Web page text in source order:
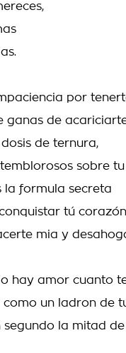
por
ganas de
de ternura,
sobre
la formula secreta
tú
mia y
hay amor cuanto
un ladron de
segundo la mitad